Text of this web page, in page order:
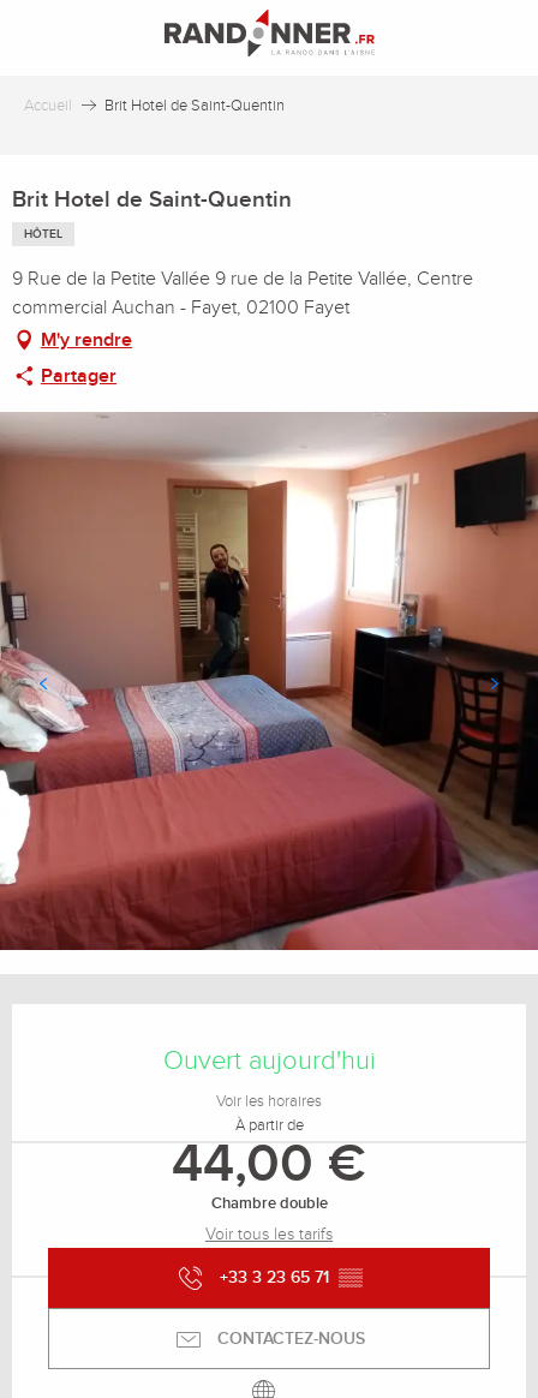
principal
Accueil Brit Hotel de Saint-Quentin
Brit Hotel de Saint-Quentin
HÔTEL
9 Rue de la Petite Vallée 9 rue de la Petite Vallée, Centre
commercial Auchan - Fayet, 02100 Fayet
M'y rendre
Partager
Ouvert aujourd'hui
Voir les horaires
À partir de
44,00 €
Chambre double
Voir tous les tarifs
+33 3 23 65 71 ▒▒
CONTACTEZ-NOUS